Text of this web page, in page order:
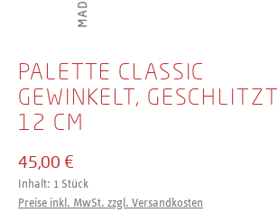
PALETTE CLASSIC
GEWINKELT, GESCHLITZT
12 CM
45,00 €
Inhalt: 1 Stück
Preise inkl. MwSt. zzgl. Versandkosten